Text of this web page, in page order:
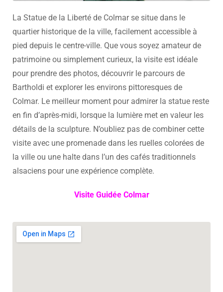
La Statue de la Liberté de Colmar se situe dans le
quartier historique de la ville, facilement accessible à
pied depuis le centre-ville. Que vous soyez amateur de
patrimoine ou simplement curieux, la visite est idéale
pour prendre des photos, découvrir le parcours de
Bartholdi et explorer les environs pittoresques de
Colmar. Le meilleur moment pour admirer la statue reste
en fin d’après-midi, lorsque la lumière met en valeur les
détails de la sculpture. N’oubliez pas de combiner cette
visite avec une promenade dans les ruelles colorées de
la ville ou une halte dans l’un des cafés traditionnels
alsaciens pour une expérience complète.
Visite Guidée Colmar